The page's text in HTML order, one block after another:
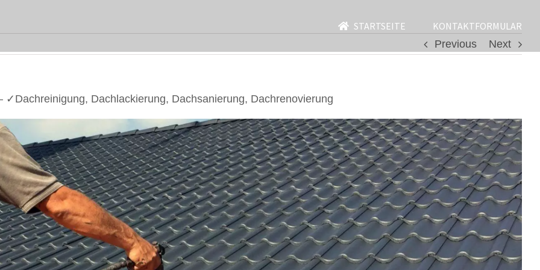
STARTSEITE
KONTAKTFORMULAR
Previous
Next
Dachlackierung, Dachsanierung, Dachrenovierung